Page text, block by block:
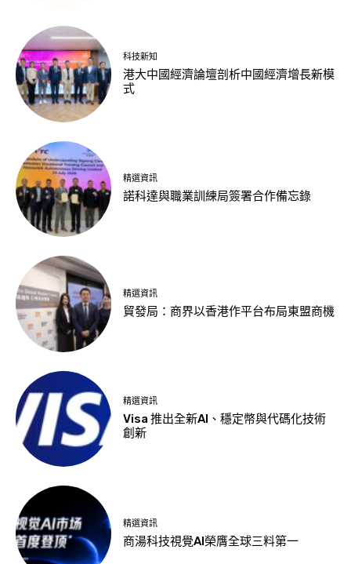
科技新知
港大中國經濟論壇剖析中國經濟增長新模
式
精選資訊
諾科達與職業訓練局簽署合作備忘錄
精選資訊
貿發局：商界以香港作平台布局東盟商機
精選資訊
Visa 推出全新AI、穩定幣與代碼化技術
創新
精選資訊
商湯科技視覺AI榮膺全球三料第一